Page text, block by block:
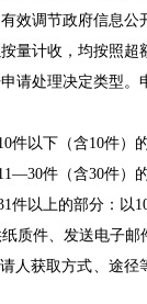
效调节政府信息
量计收，均按照
请处理决定类型
件以下（含10件）
件（含30件）
件以上的部分：
质件、发送电子
人获取方式、途